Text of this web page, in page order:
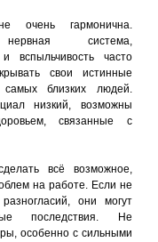
очень гармонична.
система,
и вспыльчивость часто
свои истинные
близких людей.
низкий, возможны
связанные с
всё возможное,
на работе. Если не
они могут
последствия. Не
особенно с сильными